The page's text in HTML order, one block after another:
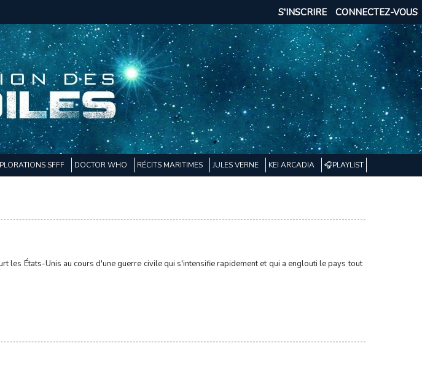
CONNECTEZ-VOUS
S'INSCRIRE
SFFF DOCTOR WHO RÉCITS MARITIMES JULES VERNE KEI ARCADIA 🎧PLAYLIST
les États-Unis au cours d'une guerre civile qui s'intensifie rapidement et qui a englouti le pays tout